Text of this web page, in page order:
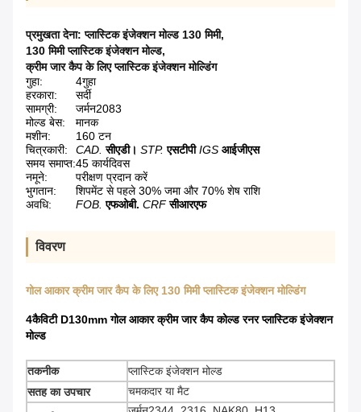
प्रमुखता देना:प्लास्टिक इंजेक्शन मोल्ड 130 मिमी,
130 मिमी प्लास्टिक इंजेक्शन मोल्ड,
क्रीम जार कैप के लिए प्लास्टिक इंजेक्शन मोल्डिंग
गुहा:
4गुहा
हरकारा:
सर्दी
सामग्री:
जर्मन2083
मोल्ड बेस:
मानक
मशीन:
160 टन
चित्रकारी:
CAD. सीएडी। STP. एसटीपी IGS आईजीएस
समय समाप्त:45 कार्यदिवस
नमूने:
परीक्षण प्रदान करें
भुगतान:
शिपमेंट से पहले 30% जमा और 70% शेष राशि
अवधि:
FOB. एफओबी. CRF सीआरएफ
विवरण
गोल आकार क्रीम जार कैप के लिए 130 मिमी प्लास्टिक इंजेक्शन मोल्डिंग
4कैविटी D130mm गोल आकार क्रीम जार कैप कोल्ड रनर प्लास्टिक इंजेक्शन
मोल्ड
तकनीक
प्लास्टिक इंजेक्शन मोल्ड
सतह का उपचार
चमकदार या मैट